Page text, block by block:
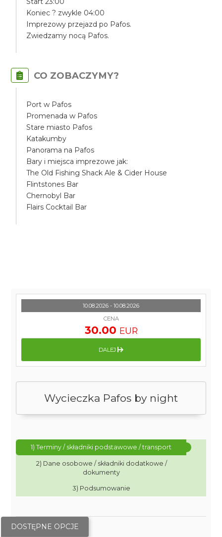
Koniec ? zwykle 04:00
Imprezowy przejazd po Pafos.
Zwiedzamy nocą Pafos.
CO ZOBACZYMY?
Port w Pafos
Promenada w Pafos
Stare miasto Pafos
Katakumby
Panorama na Pafos
Bary i miejsca imprezowe jak:
The Old Fishing Shack Ale & Cider House
Flintstones Bar
Chernobyl Bar
Flairs Cocktail Bar
Wycieczka Pafos by night
1) Terminy / składniki podstawowe / transport
2) Dane osobowe / składniki dodatkowe /
dokumenty
3) Podsumowanie
DOSTĘPNE OPCJE
10.08.2026 - 10.08.2026
CENA
30.00 EUR
DALEJ